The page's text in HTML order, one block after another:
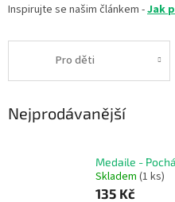
Inspirujte se našim článkem -Jak
Pro děti
Nejprodávanější
Medaile -
Skladem (1 ks)
135 Kč